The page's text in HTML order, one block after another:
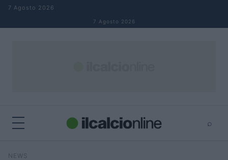
Salta al contenuto
7 Agosto 2026
7 Agosto 2026
⌕
NEWS